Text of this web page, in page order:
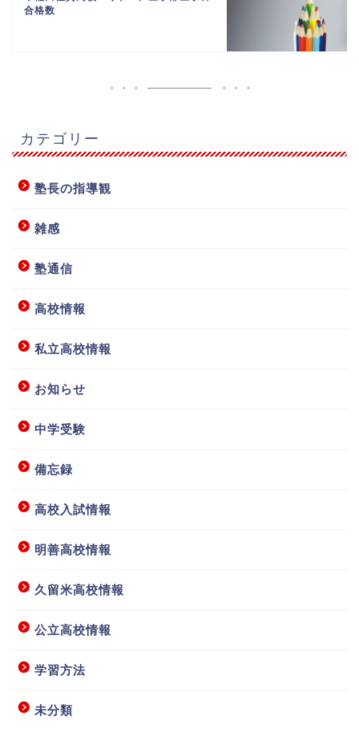
合格数
カテゴリー
塾長の指導観
雑感
塾通信
高校情報
私立高校情報
お知らせ
中学受験
備忘録
高校入試情報
明善高校情報
久留米高校情報
公立高校情報
学習方法
未分類